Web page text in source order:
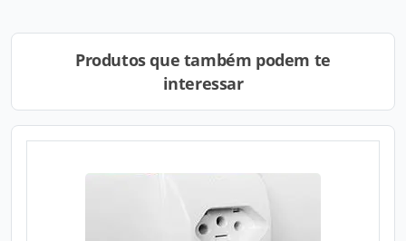
Produtos que também podem te
interessar